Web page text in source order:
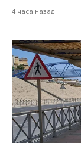
4 часа назад